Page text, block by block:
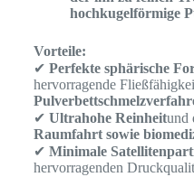
hochkugelförmige
Vorteile:
✔ Perfekte sphärische
hervorragende
✔ Ultrahohe Reinheitund
Raumfahrt sowie
✔ Minimale
hervorragenden